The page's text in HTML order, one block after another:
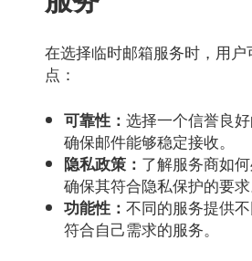
在选择临时邮箱服务时，用
点：
可靠性：选择一个信誉良
确保邮件能够稳定接收。
隐私政策： 了解服务商如
确保其符合隐私保护的要求
功能性：不同的服务提供
符合自己需求的服务。